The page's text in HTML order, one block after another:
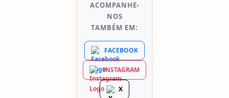
ACOMPANHE-
NOS
TAMBÉM EM:
FACEBOOK
INSTAGRAM
X